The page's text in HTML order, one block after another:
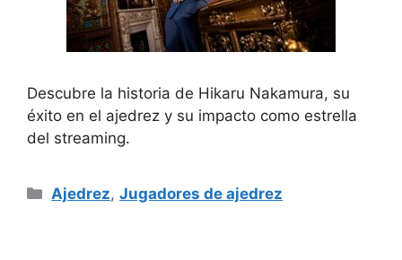
Descubre la historia de Hikaru Nakamura, su
éxito en el ajedrez y su impacto como estrella
del streaming.
Categorías
Ajedrez,Jugadores de ajedrez